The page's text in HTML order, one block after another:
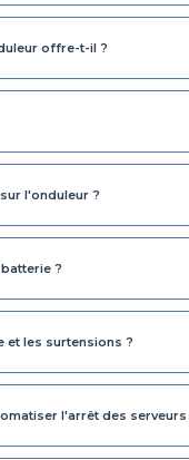
offre-t-il ?
l'onduleur ?
?
les surtensions ?
l'arrêt des serveurs